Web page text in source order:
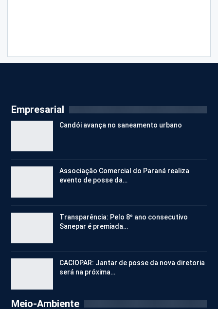
Empresarial
Candói avança no saneamento urbano
Associação Comercial do Paraná realiza
evento de posse da…
Transparência: Pelo 8º ano consecutivo
Sanepar é premiada…
CACIOPAR: Jantar de posse da nova diretoria
será na próxima…
Meio-Ambiente